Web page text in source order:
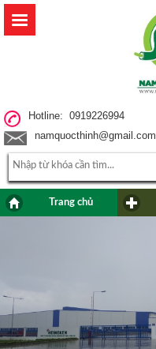
Hotline: 0919226994
namquocthinh@gmail.com
Trang chủ